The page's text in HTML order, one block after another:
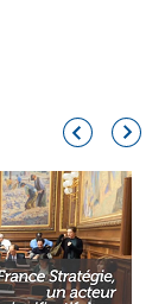
Élément
précédentsuivant